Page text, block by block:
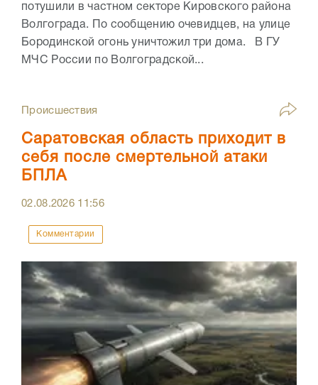
потушили в частном секторе Кировского района
Волгограда. По сообщению очевидцев, на улице
Бородинской огонь уничтожил три дома. В ГУ
МЧС России по Волгоградской...
Происшествия
Саратовская область приходит в
себя после смертельной атаки
БПЛА
02.08.2026 11:56
Комментарии